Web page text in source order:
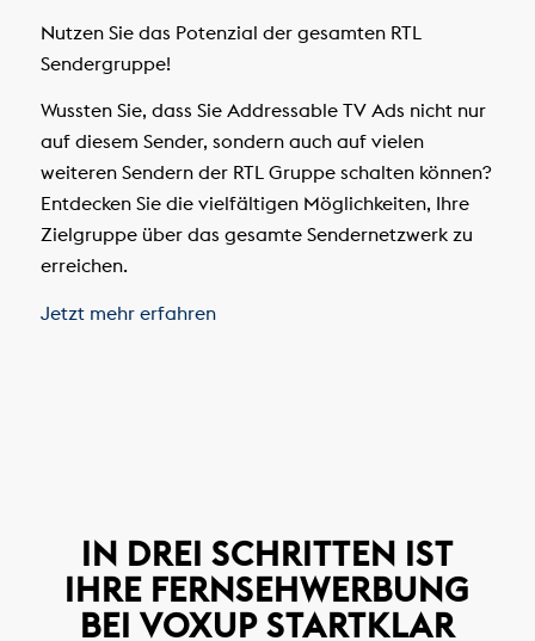
Nutzen Sie das Potenzial der gesamten RTL
Sendergruppe!
Wussten Sie, dass Sie Addressable TV Ads nicht nur
auf diesem Sender, sondern auch auf vielen
weiteren Sendern der RTL Gruppe schalten können?
Entdecken Sie die vielfältigen Möglichkeiten, Ihre
Zielgruppe über das gesamte Sendernetzwerk zu
erreichen.
Jetzt mehr erfahren
IN DREI SCHRITTEN IST
IHRE FERNSEHWERBUNG
BEI VOXUP STARTKLAR